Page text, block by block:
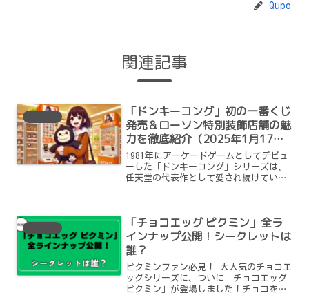
Qupo
関連記事
「ドンキーコング」初の一番くじ
発売＆ローソン特別装飾店舗の魅
力を徹底紹介（2025年1月17日
～）
1981年にアーケードゲームとしてデビュ
ーした「ドンキーコング」シリーズは、
任天堂の代表作として愛され続けていま
話題となってい...
「チョコエッグ ピクミン」全ラ
インナップ公開！シークレットは
誰？
ピクミンファン必見！ 大人気のチョコエ
ッグシリーズに、ついに「チョコエッグ
ピクミン」が登場しました！チョコを割